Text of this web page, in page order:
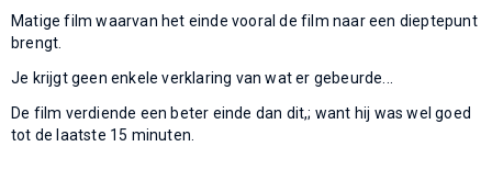
Matige film waarvan het einde vooral de film naar een dieptepunt
brengt.
Je krijgt geen enkele verklaring van wat er gebeurde...
De film verdiende een beter einde dan dit,; want hij was wel goed
tot de laatste 15 minuten.